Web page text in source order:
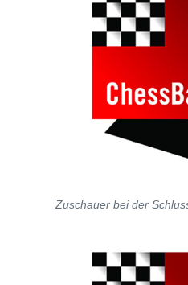
Zuschauer bei der